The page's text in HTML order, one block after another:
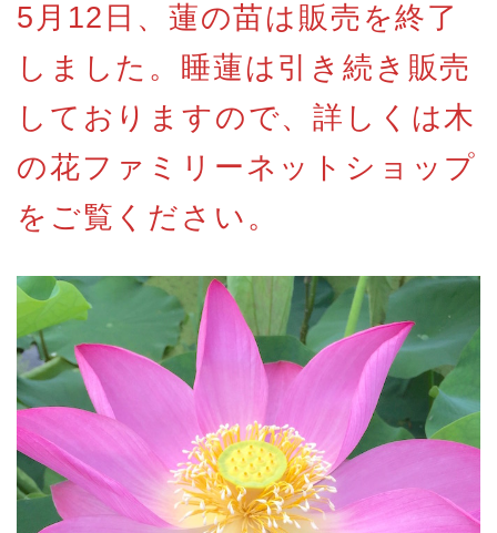
5月12日、蓮の苗は販売を終了
しました。睡蓮は引き続き販売
しておりますので、詳しくは木
の花ファミリーネットショップ
をご覧ください。